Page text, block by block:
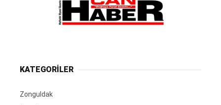
KATEGORİLER
Zonguldak